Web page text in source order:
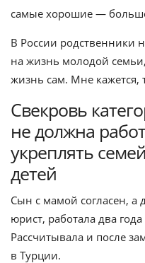
самые хорошие —
В России родственники
на жизнь молодой
жизнь сам. Мне кажется,
Свекровь
не должна
укреплять
детей
Сын с мамой согласен, а
юрист, работала два
Рассчитывала и после
в Турции.